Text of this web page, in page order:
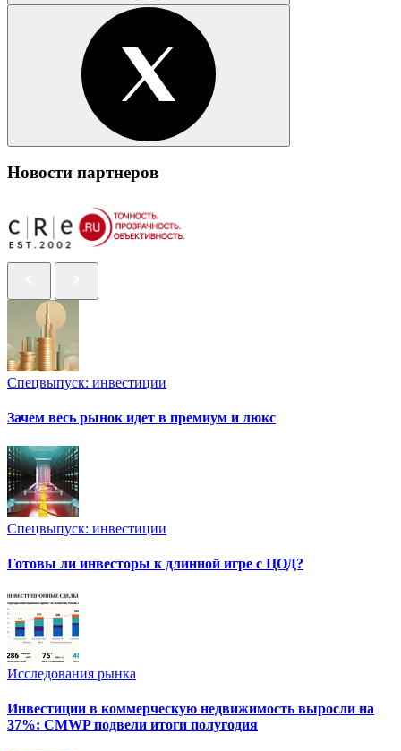
Новости партнеров
Спецвыпуск: инвестиции
Зачем весь рынок идет в премиум и люкс
Спецвыпуск: инвестиции
Готовы ли инвесторы к длинной игре с ЦОД?
Исследования рынка
Инвестиции в коммерческую недвижимость выросли на
37%: CMWP подвели итоги полугодия